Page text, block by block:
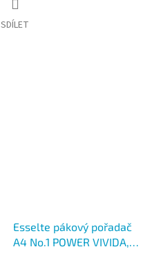
SDÍLET
Esselte pákový pořadač
A4 No.1 POWER VIVIDA,